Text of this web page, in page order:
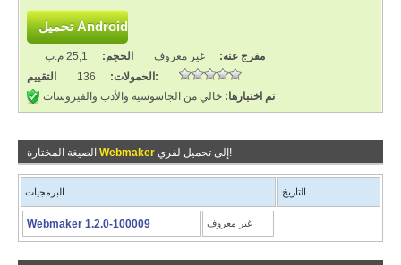
مفرج عنه: غير معروف الحجم:
25,1 م.ب
الحمولات:
136
التقييم:
تم اختبارها: خالي من الجاسوسية والأدب والفيروسات
Webmaker إلى تحميل لفري!
البرمجيات التاريخ
Webmaker 1.2.0-100009 غير معروف